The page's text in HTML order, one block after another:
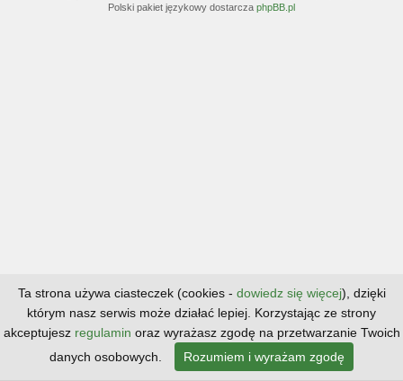
Polski pakiet językowy dostarcza phpBB.pl
Ta strona używa ciasteczek (cookies - dowiedz się więcej), dzięki
którym nasz serwis może działać lepiej. Korzystając ze strony
akceptujesz regulamin oraz wyrażasz zgodę na przetwarzanie Twoich
danych osobowych.
Rozumiem i wyrażam zgodę